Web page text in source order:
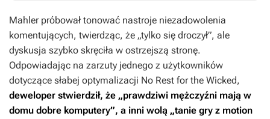
Mahler próbował tonować nastroje niezadowolenia
komentujących, twierdząc, że „tylko się droczył”, ale
dyskusja szybko skręciła w ostrzejszą stronę.
Odpowiadając na zarzuty jednego z użytkowników
dotyczące słabej optymalizacji No Rest for the Wicked,
deweloper stwierdził, że „prawdziwi mężczyźni mają w
domu dobre komputery”, a inni wolą „tanie gry z motion